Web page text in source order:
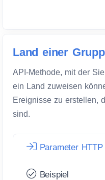
Land einer
API-Methode, mit der
ein Land zuweisen
Ereignisse zu erstellen,
sind.
Parameter HTTP
Beispiel